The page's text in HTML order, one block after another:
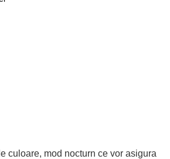
culoare, mod nocturn ce vor asigura